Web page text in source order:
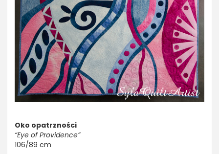
Oko opatrzności
“Eye of Providence”
106/89 cm